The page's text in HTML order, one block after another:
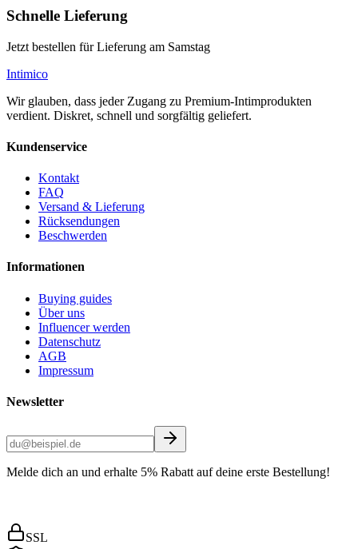
Schnelle Lieferung
Jetzt bestellen für Lieferung am Samstag
Intimico
Wir glauben, dass jeder Zugang zu Premium-Intimprodukten
verdient. Diskret, schnell und sorgfältig geliefert.
Kundenservice
Kontakt
FAQ
Versand & Lieferung
Rücksendungen
Beschwerden
Informationen
Buying guides
Über uns
Influencer werden
Datenschutz
AGB
Impressum
Newsletter
Melde dich an und erhalte 5% Rabatt auf deine erste Bestellung!
SSL